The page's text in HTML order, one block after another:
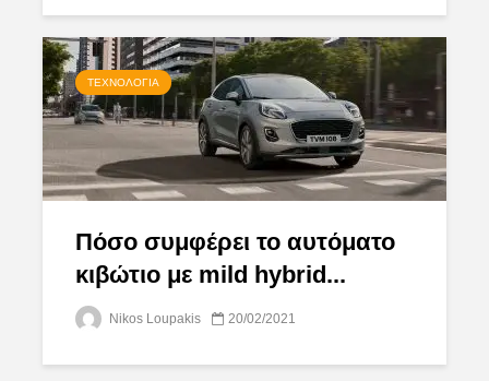
ΤΕΧΝΟΛΟΓΊΑ
Πόσο συμφέρει το αυτόματο
κιβώτιο με mild hybrid...
Nikos Loupakis 20/02/2021